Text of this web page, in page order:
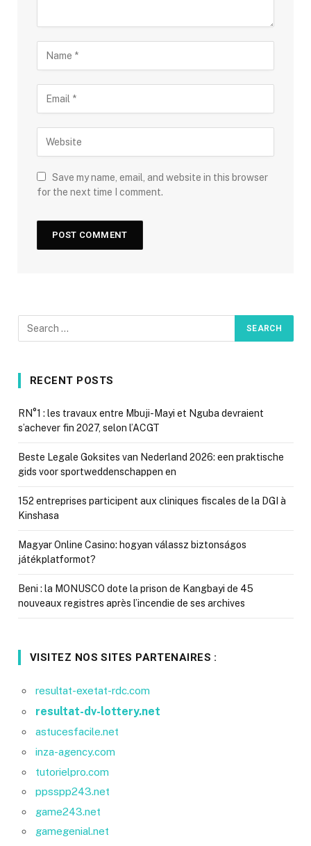
Save my name, email, and website in this browser
for the next time I comment.
RECENT POSTS
RN°1 : les travaux entre Mbuji-Mayi et Nguba devraient
s’achever fin 2027, selon l’ACGT
Beste Legale Goksites van Nederland 2026: een praktische
gids voor sportweddenschappen en
152 entreprises participent aux cliniques fiscales de la DGI à
Kinshasa
Magyar Online Casino: hogyan válassz biztonságos
játékplatformot?
Beni : la MONUSCO dote la prison de Kangbayi de 45
nouveaux registres après l’incendie de ses archives
VISITEZ NOS SITES PARTENAIRES :
resultat-exetat-rdc.com
resultat-dv-lottery.net
astucesfacile.net
inza-agency.com
tutorielpro.com
ppsspp243.net
game243.net
gamegenial.net